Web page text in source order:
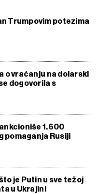
Trumpovim potezima
o vraćanju na dolarski
dogovorila s
1.600
pomaganja Rusiji
je Putin u sve težoj
u Ukrajini